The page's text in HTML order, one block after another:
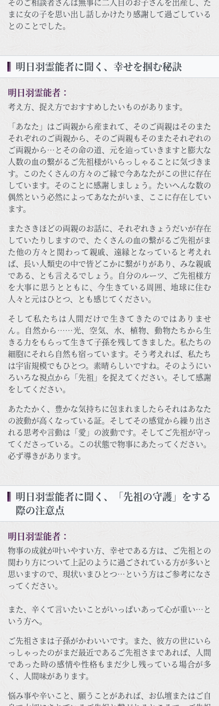
まに女の子を思い出し話しかけたり感謝して過ごしている
とのことでした。
明日羽霊能者に聞く、幸せを掴む秘訣
明日羽霊能者：
考え方、捉え方でおすすめしたいものがあります。
「あなた」はご両親から産まれて、そのご両親はそのまた
それぞれのご両親から、そのご両親もそのまたそれぞれの
ご両親から…とその命の道、元を辿っていきますと膨大な
人数の血の繋がるご先祖様がいらっしゃることに気づきま
す。このたくさんの方々のご縁で今あなたがこの世に存在
しています。そのことに感謝しましょう。たいへんな数の
偶然という必然によってあなたがいま、ここに存在してい
ます。
またさきほどの両親のお話に、それぞれきょうだいが存在
していたりしますので、たくさんの血の繋がるご先祖がま
た他の方々と関わって親戚、遠縁となっていると考えれ
ば、長い人類史の中で皆どこかに繋がりがあり、みな親戚
である、とも言えるでしょう。自分のルーツ、ご先祖様方
を大事に思うとともに、今生きている周囲、地球に住む
人々と元はひとつ、とも感じてください。
そして私たちは人間だけで生きてきたのではありませ
ん。自然から……光、空気、水、植物、動物たちから生
きる力をもらって生きて子孫を残してきました。私たちの
細胞にそれら自然も宿っています。そう考えれば、私たち
は宇宙規模でもひとつ。素晴らしいですね。そのようにい
ろいろな視点から「先祖」を捉えてください。そして感謝
をしてください。
あたたかく、豊かな気持ちに包まれましたらそれはあなた
の波動が高くなっている証。そしてその感覚から繰り出さ
れる思考や言動は「愛」の波動です。そしてご先祖が守っ
てくださっている。この状態で物事にあたってください。
必ず導きがあります。
明日羽霊能者に聞く、「先祖の守護」をする
際の注意点
明日羽霊能者：
物事の成就が叶いやすい方、幸せである方は、ご先祖との
関わり方について上記のように過ごされている方が多いと
思いますので、現状いまひとつ…という方はご参考になさ
ってください。
また、辛くて言いたいことがいっぱいあって心が重い…と
いう方へ。
ご先祖さまは子孫がかわいいです。また、彼方の世にいら
っしゃったのがまだ最近であるご先祖さまであれば、人間
であった時の感情や性格もまだ少し残っている場合が多
く、人間味があります。
悩み事や辛いこと、願うことがあれば、お仏壇またはご自